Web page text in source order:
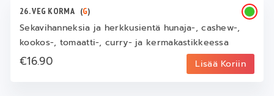
26. VEG KORMA (G)
Sekavihanneksia ja herkkusientä hunaja-, cashew-,
kookos-, tomaatti-, curry- ja kermakastikkeessa
€16.90 Lisää Koriin